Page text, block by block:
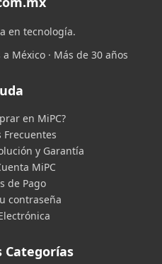
en tecnología.
México · Más de 30 años
en MiPC?
Frecuentes
y Garantía
MiPC
de Pago
contraseña
Categorías